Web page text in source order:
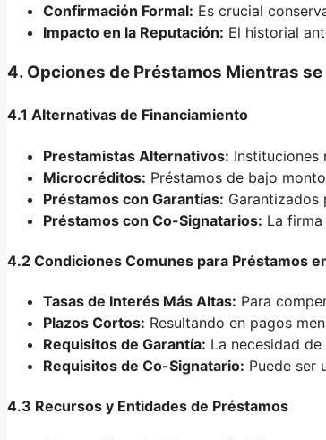
Confirmación Formal: Es crucial
Impacto en la Reputación: El historial
4. Opciones de Préstamos Mientras
4.1 Alternativas de Financiamiento
Prestamistas Alternativos: Instituciones
Microcréditos: Préstamos de bajo
Préstamos con Garantías:
Préstamos con Co-Signatarios: La
4.2 Condiciones Comunes para Préstamos
Tasas de Interés Más Altas: Para
Plazos Cortos: Resultando en pagos
Requisitos de Garantía: La necesidad
Requisitos de Co-Signatario: Puede ser
4.3 Recursos y Entidades de Préstamos